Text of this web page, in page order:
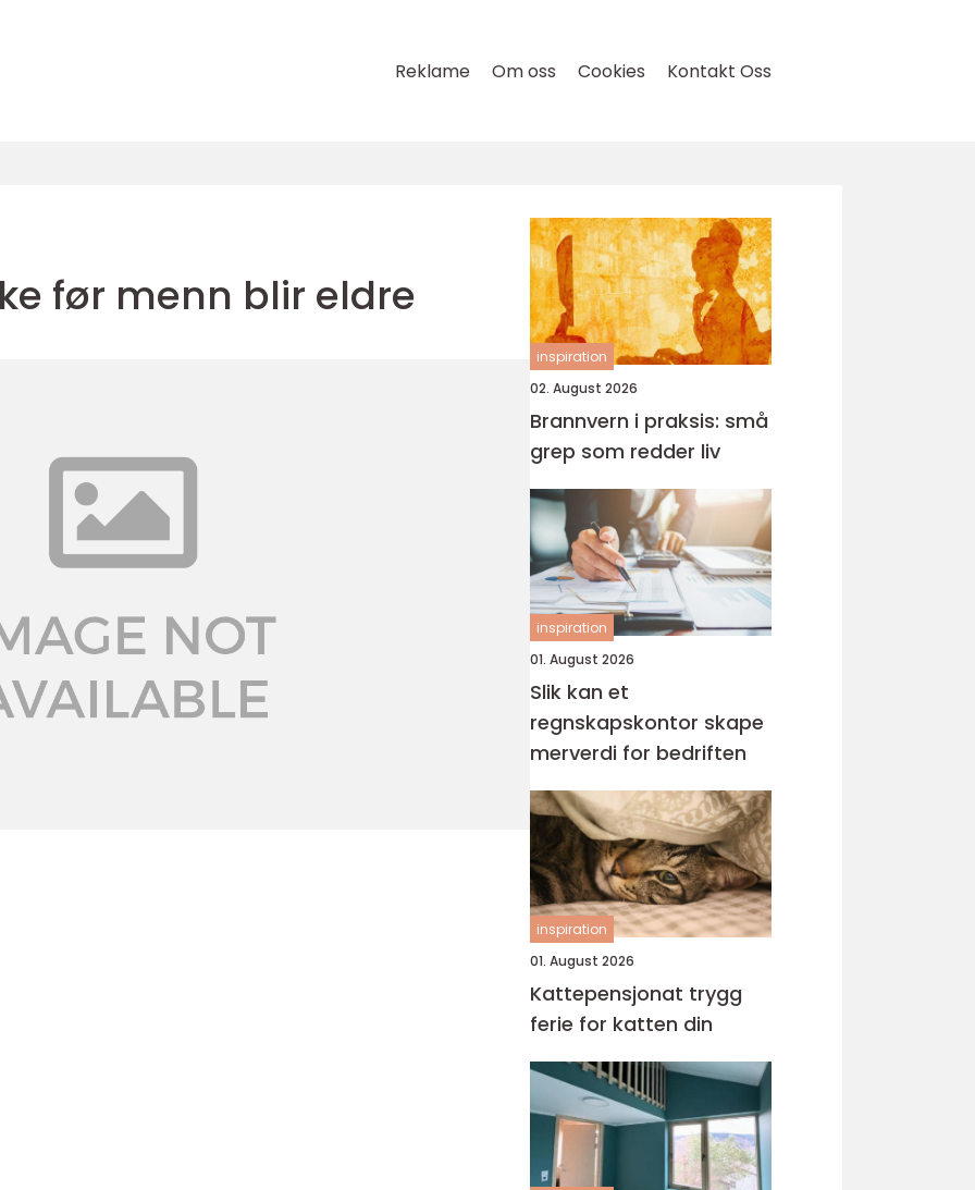
Reklame Om oss Cookies Kontakt Oss
før menn blir eldre
inspiration
02. August 2026
Brannvern i praksis: små
grep som redder liv
inspiration
01. August 2026
Slik kan et
regnskapskontor skape
merverdi for bedriften
inspiration
01. August 2026
Kattepensjonat trygg
ferie for katten din